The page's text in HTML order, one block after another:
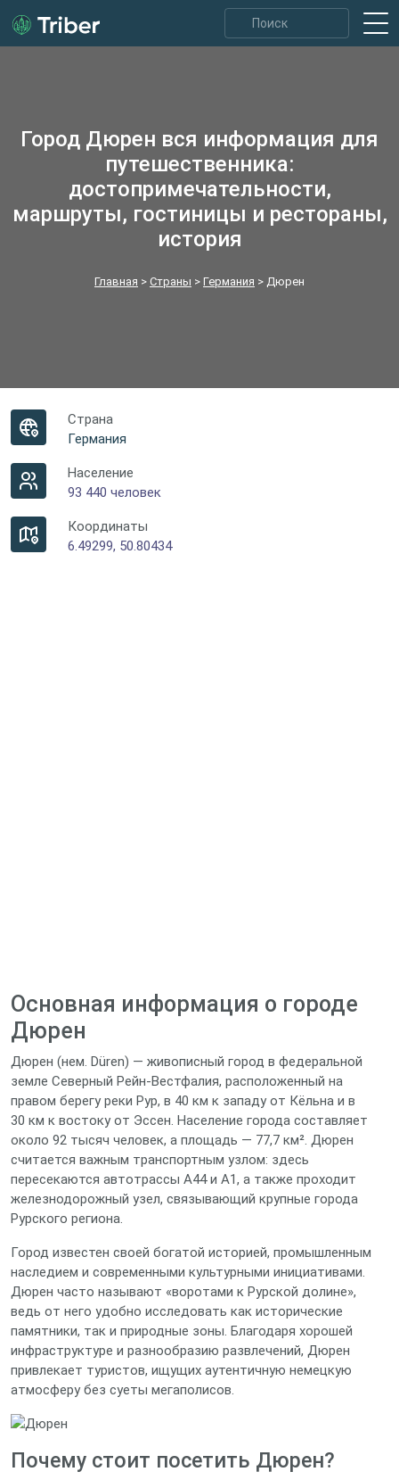
Город Дюрен вся информация для
путешественника:
достопримечательности,
маршруты, гостиницы и рестораны,
история
Главная > Страны > Германия > Дюрен
Страна
Германия
Население
93 440 человек
Координаты
6.49299, 50.80434
Основная информация о городе
Дюрен
Дюрен (нем. Düren) — живописный город в федеральной
земле Северный Рейн-Вестфалия, расположенный на
правом берегу реки Рур, в 40 км к западу от Кёльна и в
30 км к востоку от Эссен. Население города составляет
около 92 тысяч человек, а площадь — 77,7 км². Дюрен
считается важным транспортным узлом: здесь
пересекаются автотрассы A44 и A1, а также проходит
железнодорожный узел, связывающий крупные города
Рурского региона.
Город известен своей богатой историей, промышленным
наследием и современными культурными инициативами.
Дюрен часто называют «воротами к Рурской долине»,
ведь от него удобно исследовать как исторические
памятники, так и природные зоны. Благодаря хорошей
инфраструктуре и разнообразию развлечений, Дюрен
привлекает туристов, ищущих аутентичную немецкую
атмосферу без суеты мегаполисов.
Почему стоит посетить Дюрен?